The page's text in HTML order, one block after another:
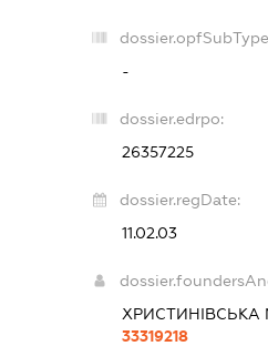
-
dossier.edrpo:
26357225
dossier.regDate:
11.02.03
ХРИСТИНІВСЬКА
33319218